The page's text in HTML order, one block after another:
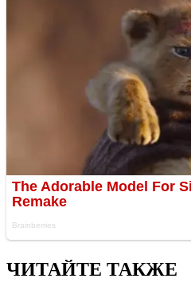
ЧИТАЙТЕ ТАКЖЕ